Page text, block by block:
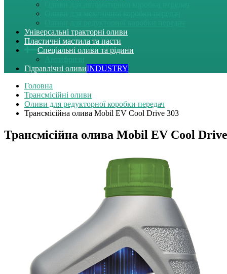
Універсальні тракторні оливи
Пластичні мастила та пасти
Спеціальні оливи та рідини
Гідравлічні оливиINDUSTRY
Головна
Трансмісійні оливи
Оливи для редукторної коробки передач
Трансмісійна олива Mobil EV Cool Drive 303
Трансмісійна олива Mobil EV Cool